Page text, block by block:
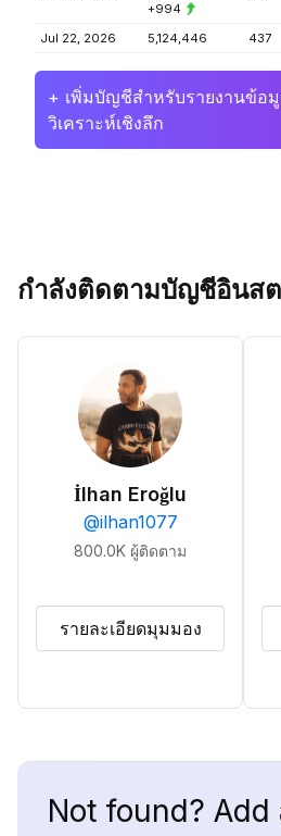
+994
Jul 22, 2026
5,124,446 437
+ เพิ่มบัญชีสำหรับรายงานข้อมู
วิเคราะห์เชิงลึก
กำลังติดตามบัญชีอินส
İlhan Eroğlu
@ilhan1077
800.0K ผู้ติดตาม
รายละเอียดมุมมอง
Not found?